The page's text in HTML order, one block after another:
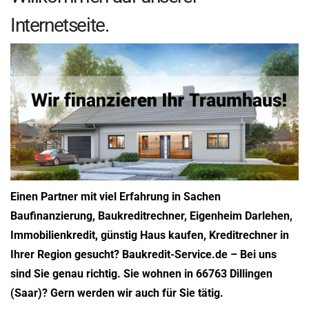
Internetseite.
Einen Partner mit viel Erfahrung in Sachen
Baufinanzierung, Baukreditrechner, Eigenheim Darlehen,
Immobilienkredit, günstig Haus kaufen, Kreditrechner in
Ihrer Region gesucht? Baukredit-Service.de – Bei uns
sind Sie genau richtig. Sie wohnen in 66763 Dillingen
(Saar)? Gern werden wir auch für Sie tätig.